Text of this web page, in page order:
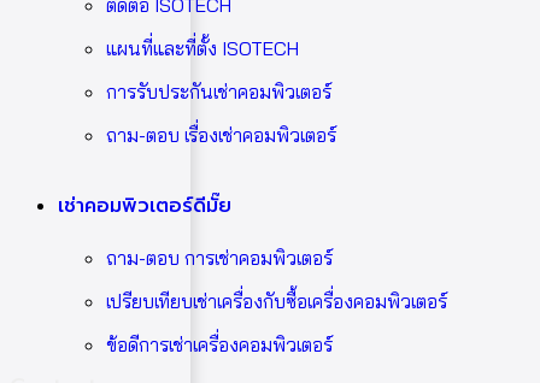
แผนที่และที่ตั้ง ISOTECH
การรับประกันเช่าคอมพิวเตอร์
ถาม-ตอบ เรื่องเช่าคอมพิวเตอร์
เช่าคอมพิวเตอร์ดีมั๊ย
ถาม-ตอบ การเช่าคอมพิวเตอร์
เปรียบเทียบเช่าเครื่องกับซื้อเครื่องคอมพิวเตอร์
ข้อดีการเช่าเครื่องคอมพิวเตอร์